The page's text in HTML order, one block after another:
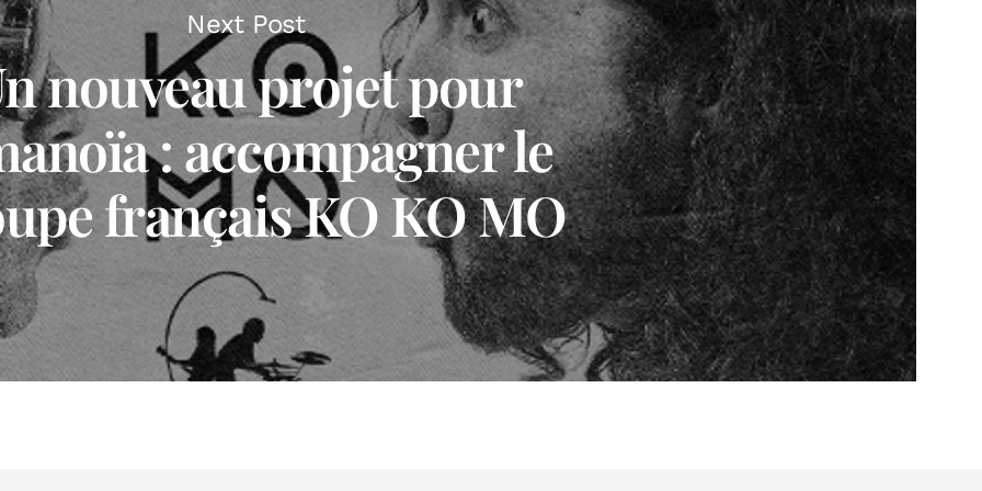
Next Post
nouveau projet pour
: accompagner le
français KO KO MO